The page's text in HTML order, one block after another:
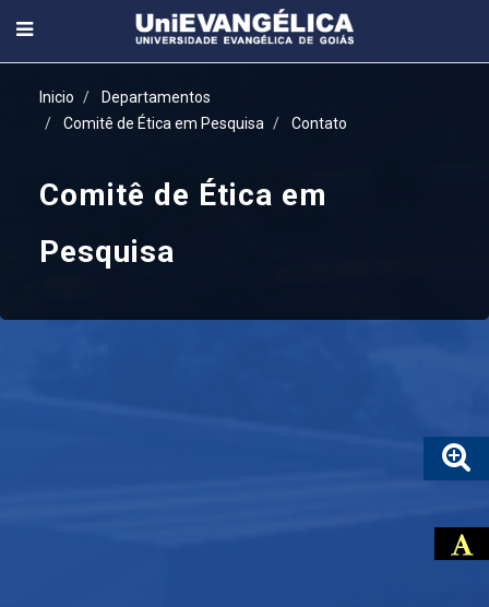
Inicio
Departamentos
Comitê de Ética em Pesquisa
Contato
Comitê de Ética em
Pesquisa